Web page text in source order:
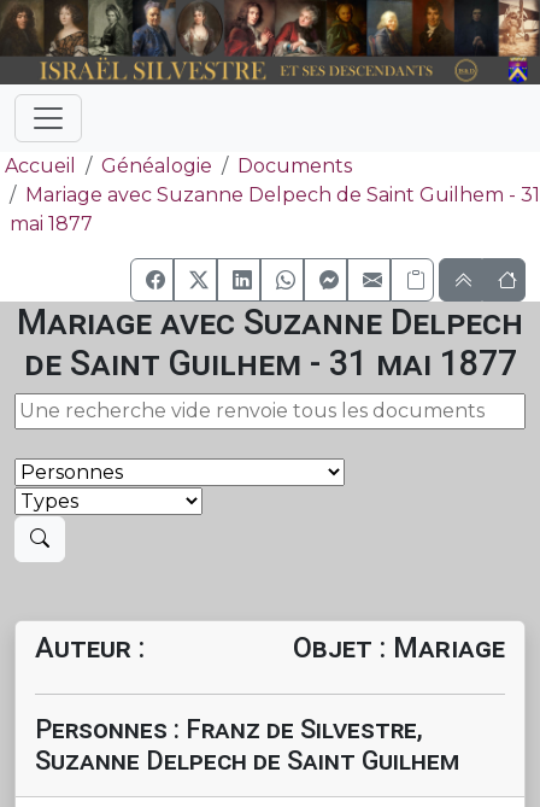
Accueil Généalogie
Documents
Mariage avec Suzanne Delpech de Saint Guilhem - 31
mai 1877
Mariage avec Suzanne Delpech
de Saint Guilhem - 31 mai 1877
Auteur : Objet : Mariage
Personnes : Franz de Silvestre,
Suzanne Delpech de Saint Guilhem